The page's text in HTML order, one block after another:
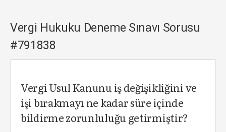
Vergi Hukuku Deneme Sınavı Sorusu
#791838
Vergi Usul Kanunu iş değişikliğini ve
işi bırakmayı ne kadar süre içinde
bildirme zorunluluğu getirmiştir?